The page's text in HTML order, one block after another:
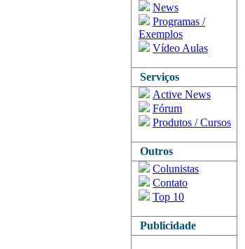
News
Programas /
Exemplos
Vídeo Aulas
Serviços
Active News
Fórum
Produtos / Cursos
Outros
Colunistas
Contato
Top 10
Publicidade